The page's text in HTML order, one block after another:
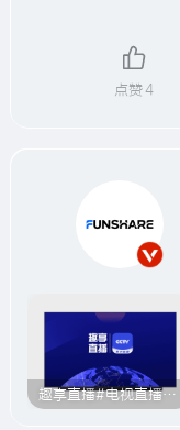
点赞4
趣享直播#电视直播软件#2000+个超清直播频道#支持电视和安卓手机